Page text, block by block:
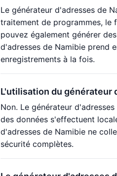
Le générateur d'adresses de
traitement de programmes, le
pouvez également générer
d'adresses de Namibie prend
enregistrements à la fois.
L'utilisation du générateur
Non. Le générateur
des données s'effectuent
d'adresses de Namibie ne
sécurité complètes.